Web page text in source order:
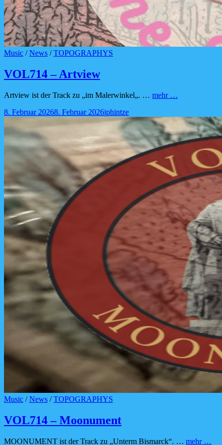
Cat
Music /News /TOPOGRAPHYS
VOL714 – Artview
Artview ist der Track zu „im Malerwinkel„. … mehr …
Posted-
8. Februar 20268. Februar 2026By
line
Byline
jphintze
Cat
Music /News /TOPOGRAPHYS
VOL714 – Moonument
MOONUMENT ist der Track zu „Unterm Bismarck“. … mehr …